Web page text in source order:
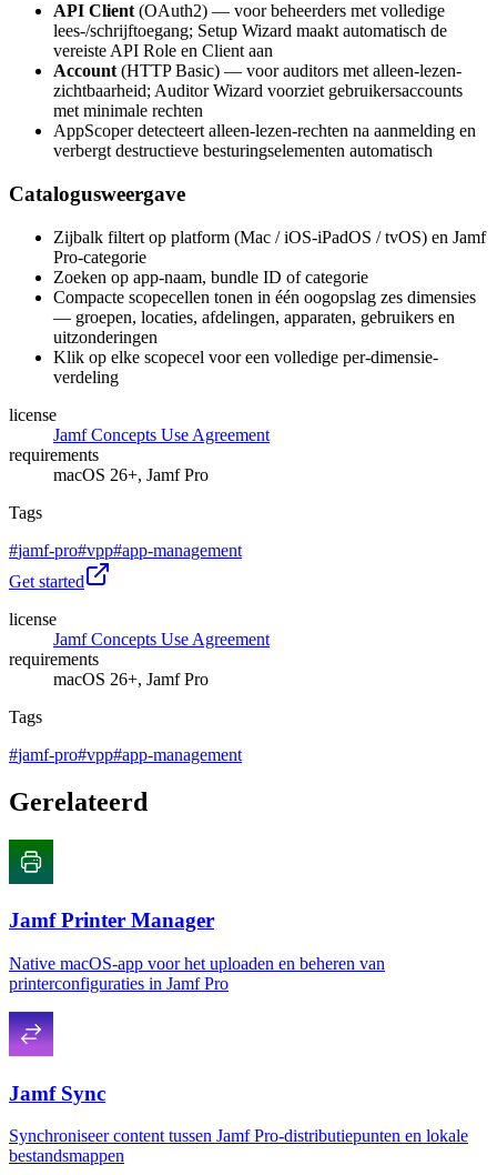
API Client (OAuth2) — voor beheerders met volledige
lees-/schrijftoegang; Setup Wizard maakt automatisch de
vereiste API Role en Client aan
Account (HTTP Basic) — voor auditors met alleen-lezen-
zichtbaarheid; Auditor Wizard voorziet gebruikersaccounts
met minimale rechten
AppScoper detecteert alleen-lezen-rechten na aanmelding en
verbergt destructieve besturingselementen automatisch
Catalogusweergave
Zijbalk filtert op platform (Mac / iOS-iPadOS / tvOS) en Jamf
Pro-categorie
Zoeken op app-naam, bundle ID of categorie
Compacte scopecellen tonen in één oogopslag zes dimensies
— groepen, locaties, afdelingen, apparaten, gebruikers en
uitzonderingen
Klik op elke scopecel voor een volledige per-dimensie-
verdeling
license
Jamf Concepts Use Agreement
requirements
macOS 26+, Jamf Pro
Tags
#jamf-pro#vpp#app-management
Get started
license
Jamf Concepts Use Agreement
requirements
macOS 26+, Jamf Pro
Tags
#jamf-pro#vpp#app-management
Gerelateerd
Jamf Printer Manager
Native macOS-app voor het uploaden en beheren van
printerconfiguraties in Jamf Pro
Jamf Sync
Synchroniseer content tussen Jamf Pro-distributiepunten en lokale
bestandsmappen